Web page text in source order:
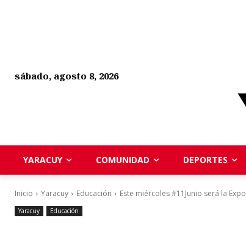
sábado, agosto 8, 2026
YARACUY COMUNIDAD DEPORTES
Inicio Yaracuy Educación Este miércoles #11Junio será la
Yaracuy Educación